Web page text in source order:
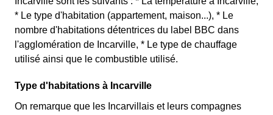
* Le type d'habitation (appartement, maison...), * Le
nombre d'habitations détentrices du label BBC dans
l'agglomération de Incarville, * Le type de chauffage
utilisé ainsi que le combustible utilisé.
Type d'habitations à Incarville
On remarque que les Incarvillais et leurs compagnes